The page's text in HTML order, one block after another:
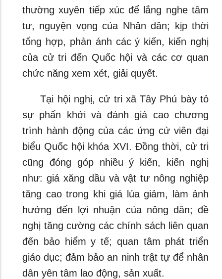
thường xuyên tiếp xúc để lắng nghe tâm
tư, nguyện vọng của Nhân dân; kịp thời
tổng hợp, phản ánh các ý kiến, kiến nghị
của cử tri đến Quốc hội và các cơ quan
chức năng xem xét, giải quyết.
Tại hội nghị, cử tri xã Tây Phú bày tỏ
sự phấn khởi và đánh giá cao chương
trình hành động của các ứng cử viên đại
biểu Quốc hội khóa XVI. Đồng thời, cử tri
cũng đóng góp nhiều ý kiến, kiến nghị
như: giá xăng dầu và vật tư nông nghiệp
tăng cao trong khi giá lúa giảm, làm ảnh
hưởng đến lợi nhuận của nông dân; đề
nghị tăng cường các chính sách liên quan
đến bảo hiểm y tế; quan tâm phát triển
giáo dục; đảm bảo an ninh trật tự để nhân
dân yên tâm lao động, sản xuất.